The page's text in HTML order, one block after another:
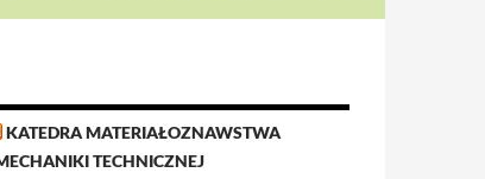
KATEDRA MATERIAŁOZNAWSTWA
TECHNICZNEJ